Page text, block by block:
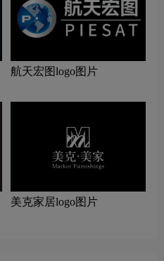
航天宏图logo图片
美克家居logo图片